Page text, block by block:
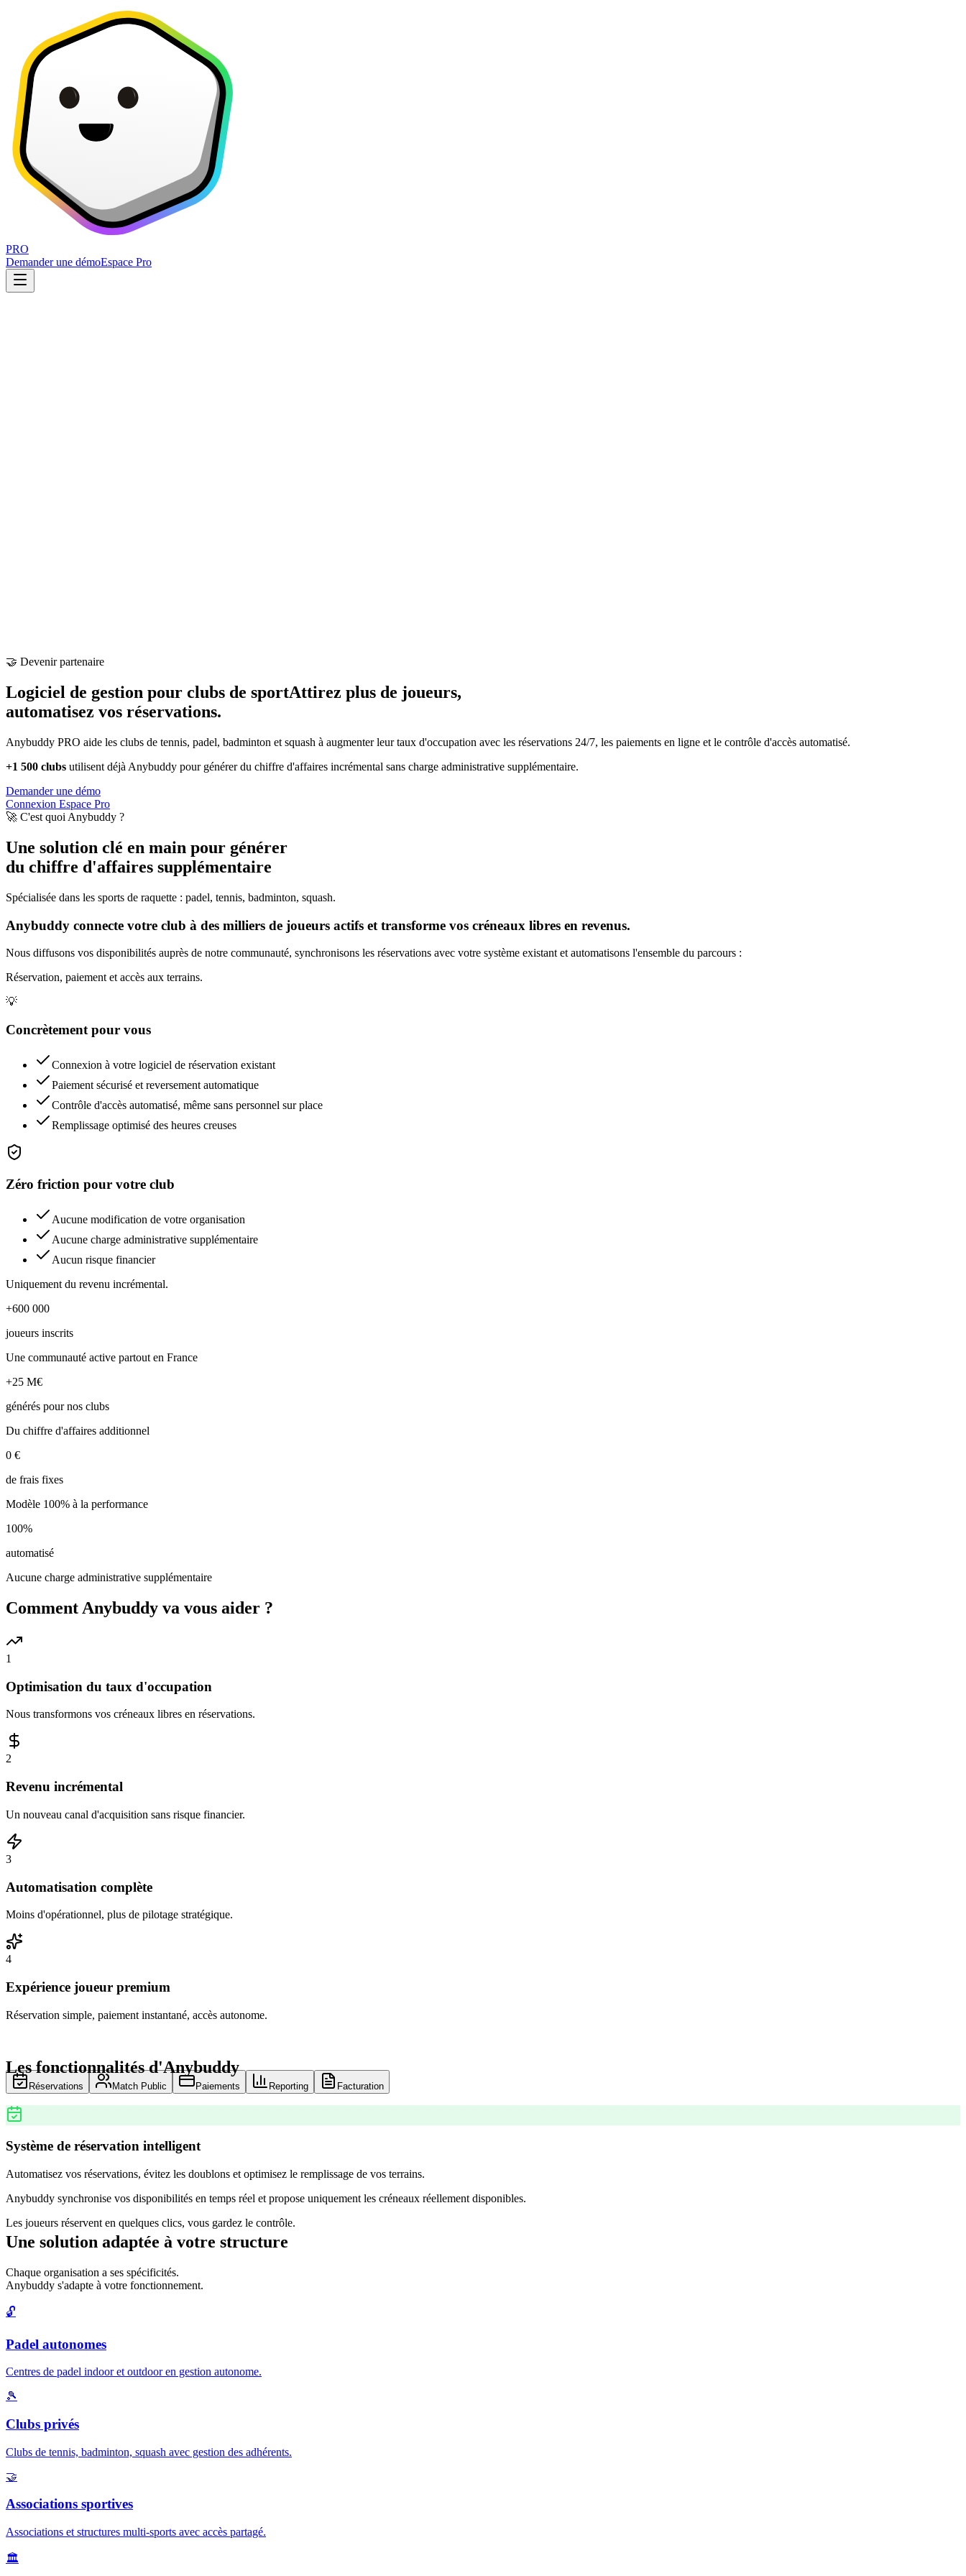
PRO
Demander une démoEspace Pro
🤝 Devenir partenaire
Logiciel de gestion pour clubs de sportAttirez plus de joueurs,
automatisez vos réservations.
Anybuddy PRO aide les clubs de tennis, padel, badminton et squash à augmenter leur taux d'occupation avec les réservations 24/7, les paiements en ligne et le contrôle d'accès automatisé.
+1 500 clubs utilisent déjà Anybuddy pour générer du chiffre d'affaires incrémental sans charge administrative supplémentaire.
Demander une démo
Connexion Espace Pro
🚀 C'est quoi Anybuddy ?
Une solution clé en main pour générer
du chiffre d'affaires supplémentaire
Spécialisée dans les sports de raquette : padel, tennis, badminton, squash.
Anybuddy connecte votre club à des milliers de joueurs actifs et transforme vos créneaux libres en revenus.
Nous diffusons vos disponibilités auprès de notre communauté, synchronisons les réservations avec votre système existant et automatisons l'ensemble du parcours :
Réservation, paiement et accès aux terrains.
💡
Concrètement pour vous
Connexion à votre logiciel de réservation existant
Paiement sécurisé et reversement automatique
Contrôle d'accès automatisé, même sans personnel sur place
Remplissage optimisé des heures creuses
Zéro friction pour votre club
Aucune modification de votre organisation
Aucune charge administrative supplémentaire
Aucun risque financier
Uniquement du revenu incrémental.
+600 000
joueurs inscrits
Une communauté active partout en France
+25 M€
générés pour nos clubs
Du chiffre d'affaires additionnel
0 €
de frais fixes
Modèle 100% à la performance
100%
automatisé
Aucune charge administrative supplémentaire
Comment Anybuddy va vous aider ?
1
Optimisation du taux d'occupation
Nous transformons vos créneaux libres en réservations.
2
Revenu incrémental
Un nouveau canal d'acquisition sans risque financier.
3
Automatisation complète
Moins d'opérationnel, plus de pilotage stratégique.
4
Expérience joueur premium
Réservation simple, paiement instantané, accès autonome.
Les fonctionnalités d'Anybuddy
Réservations Match Public Paiements Reporting Facturation
Système de réservation intelligent
Automatisez vos réservations, évitez les doublons et optimisez le remplissage de vos terrains.
Anybuddy synchronise vos disponibilités en temps réel et propose uniquement les créneaux réellement disponibles.
Les joueurs réservent en quelques clics, vous gardez le contrôle.
Une solution adaptée à votre structure
Chaque organisation a ses spécificités.
Anybuddy s'adapte à votre fonctionnement.
🔓
Padel autonomes
Centres de padel indoor et outdoor en gestion autonome.
🎾
Clubs privés
Clubs de tennis, badminton, squash avec gestion des adhérents.
🤝
Associations sportives
Associations et structures multi-sports avec accès partagé.
🏛️